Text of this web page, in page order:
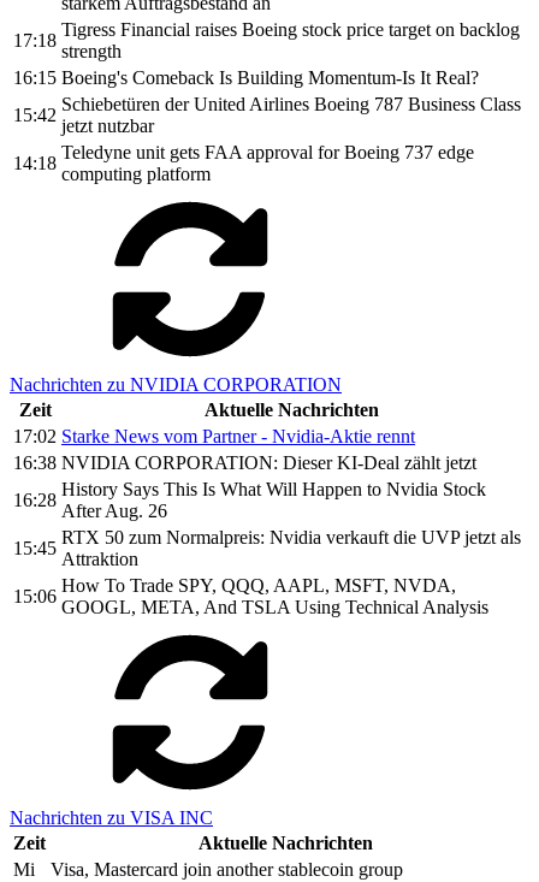
17:18
Tigress Financial raises Boeing stock price target on backlog
strength
16:15 Boeing's Comeback Is Building Momentum-Is It Real?
15:42
Schiebetüren der United Airlines Boeing 787 Business Class
jetzt nutzbar
14:18
Teledyne unit gets FAA approval for Boeing 737 edge
computing platform
Nachrichten zu NVIDIA CORPORATION
Zeit
Aktuelle Nachrichten
17:02 Starke News vom Partner - Nvidia-Aktie rennt
16:38 NVIDIA CORPORATION: Dieser KI-Deal zählt jetzt
16:28
History Says This Is What Will Happen to Nvidia Stock
After Aug. 26
15:45
RTX 50 zum Normalpreis: Nvidia verkauft die UVP jetzt als
Attraktion
15:06
How To Trade SPY, QQQ, AAPL, MSFT, NVDA,
GOOGL, META, And TSLA Using Technical Analysis
Nachrichten zu VISA INC
Zeit
Aktuelle Nachrichten
Mi
Visa, Mastercard join another stablecoin group